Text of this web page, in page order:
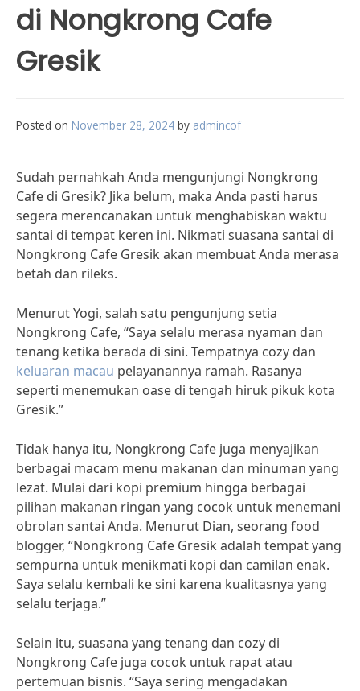
di Nongkrong Cafe
Gresik
Posted on November 28, 2024 by admincof
Sudah pernahkah Anda mengunjungi Nongkrong
Cafe di Gresik? Jika belum, maka Anda pasti harus
segera merencanakan untuk menghabiskan waktu
santai di tempat keren ini. Nikmati suasana santai di
Nongkrong Cafe Gresik akan membuat Anda merasa
betah dan rileks.
Menurut Yogi, salah satu pengunjung setia
Nongkrong Cafe, “Saya selalu merasa nyaman dan
tenang ketika berada di sini. Tempatnya cozy dan
keluaran macau pelayanannya ramah. Rasanya
seperti menemukan oase di tengah hiruk pikuk kota
Gresik.”
Tidak hanya itu, Nongkrong Cafe juga menyajikan
berbagai macam menu makanan dan minuman yang
lezat. Mulai dari kopi premium hingga berbagai
pilihan makanan ringan yang cocok untuk menemani
obrolan santai Anda. Menurut Dian, seorang food
blogger, “Nongkrong Cafe Gresik adalah tempat yang
sempurna untuk menikmati kopi dan camilan enak.
Saya selalu kembali ke sini karena kualitasnya yang
selalu terjaga.”
Selain itu, suasana yang tenang dan cozy di
Nongkrong Cafe juga cocok untuk rapat atau
pertemuan bisnis. “Saya sering mengadakan